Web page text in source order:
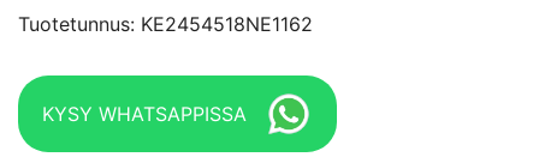
Tuotetunnus: KE2454518NE1162
KYSY WHATSAPPISSA